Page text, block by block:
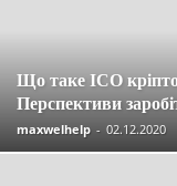
Що таке ICO
Перспективи
maxwelhelp - 02.12.2020